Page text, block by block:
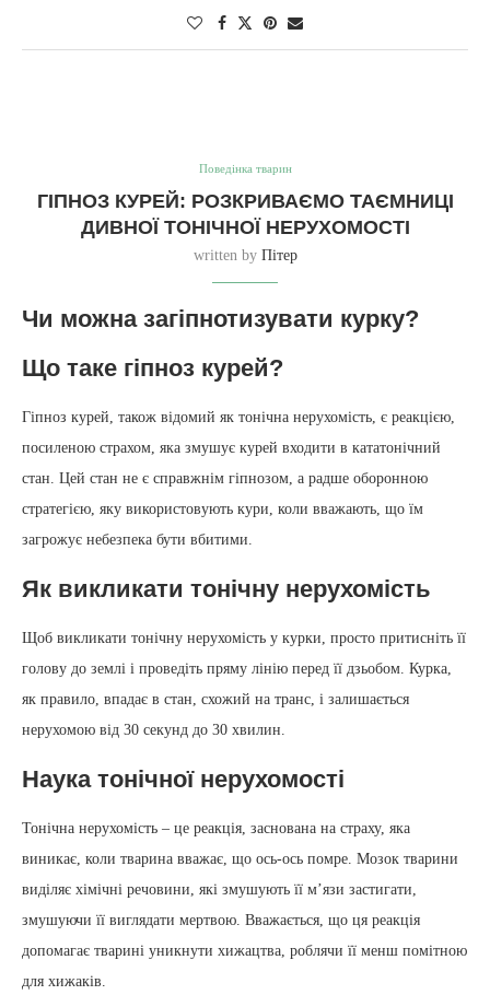
Поведінка тварин
ГІПНОЗ КУРЕЙ: РОЗКРИВАЄМО ТАЄМНИЦІ
ДИВНОЇ ТОНІЧНОЇ НЕРУХОМОСТІ
written by Пітер
Чи можна загіпнотизувати курку?
Що таке гіпноз курей?
Гіпноз курей, також відомий як тонічна нерухомість, є реакцією,
посиленою страхом, яка змушує курей входити в кататонічний
стан. Цей стан не є справжнім гіпнозом, а радше оборонною
стратегією, яку використовують кури, коли вважають, що їм
загрожує небезпека бути вбитими.
Як викликати тонічну нерухомість
Щоб викликати тонічну нерухомість у курки, просто притисніть її
голову до землі і проведіть пряму лінію перед її дзьобом. Курка,
як правило, впадає в стан, схожий на транс, і залишається
нерухомою від 30 секунд до 30 хвилин.
Наука тонічної нерухомості
Тонічна нерухомість – це реакція, заснована на страху, яка
виникає, коли тварина вважає, що ось-ось помре. Мозок тварини
виділяє хімічні речовини, які змушують її м’язи застигати,
змушуючи її виглядати мертвою. Вважається, що ця реакція
допомагає тварині уникнути хижацтва, роблячи її менш помітною
для хижаків.